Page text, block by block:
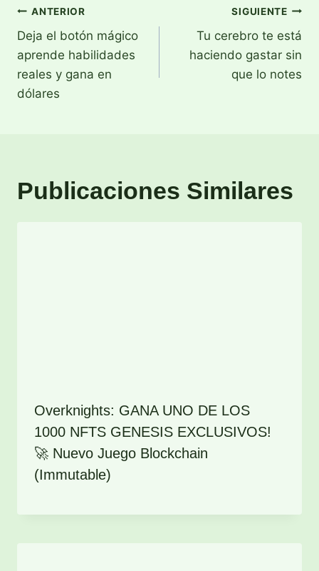
Navegación
de
entradas
ANTERIOR
Deja el botón mágico
aprende habilidades
reales y gana en
dólares
SIGUIENTE
Tu cerebro te está
haciendo gastar sin
que lo notes
Publicaciones Similares
Overknights: GANA UNO DE LOS
1000 NFTS GENESIS EXCLUSIVOS!
🚀 Nuevo Juego Blockchain
(Immutable)